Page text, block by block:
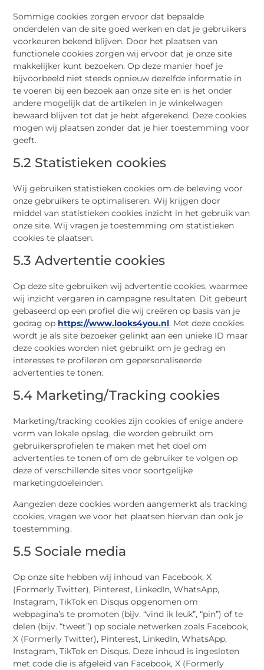
Sommige cookies zorgen ervoor dat bepaalde
onderdelen van de site goed werken en dat je gebruikers
voorkeuren bekend blijven. Door het plaatsen van
functionele cookies zorgen wij ervoor dat je onze site
makkelijker kunt bezoeken. Op deze manier hoef je
bijvoorbeeld niet steeds opnieuw dezelfde informatie in
te voeren bij een bezoek aan onze site en is het onder
andere mogelijk dat de artikelen in je winkelwagen
bewaard blijven tot dat je hebt afgerekend. Deze cookies
mogen wij plaatsen zonder dat je hier toestemming voor
geeft.
5.2 Statistieken cookies
Wij gebruiken statistieken cookies om de beleving voor
onze gebruikers te optimaliseren. Wij krijgen door
middel van statistieken cookies inzicht in het gebruik van
onze site. Wij vragen je toestemming om statistieken
cookies te plaatsen.
5.3 Advertentie cookies
Op deze site gebruiken wij advertentie cookies, waarmee
wij inzicht vergaren in campagne resultaten. Dit gebeurt
gebaseerd op een profiel die wij creëren op basis van je
gedrag op https://www.looks4you.nl. Met deze cookies
wordt je als site bezoeker gelinkt aan een unieke ID maar
deze cookies worden niet gebruikt om je gedrag en
interesses te profileren om gepersonaliseerde
advertenties te tonen.
5.4 Marketing/Tracking cookies
Marketing/tracking cookies zijn cookies of enige andere
vorm van lokale opslag, die worden gebruikt om
gebruikersprofielen te maken met het doel om
advertenties te tonen of om de gebruiker te volgen op
deze of verschillende sites voor soortgelijke
marketingdoeleinden.
Aangezien deze cookies worden aangemerkt als tracking
cookies, vragen we voor het plaatsen hiervan dan ook je
toestemming.
5.5 Sociale media
Op onze site hebben wij inhoud van Facebook, X
(Formerly Twitter), Pinterest, LinkedIn, WhatsApp,
Instagram, TikTok en Disqus opgenomen om
webpagina’s te promoten (bijv. “vind ik leuk”, “pin”) of te
delen (bijv. “tweet”) op sociale netwerken zoals Facebook,
X (Formerly Twitter), Pinterest, LinkedIn, WhatsApp,
Instagram, TikTok en Disqus. Deze inhoud is ingesloten
met code die is afgeleid van Facebook, X (Formerly